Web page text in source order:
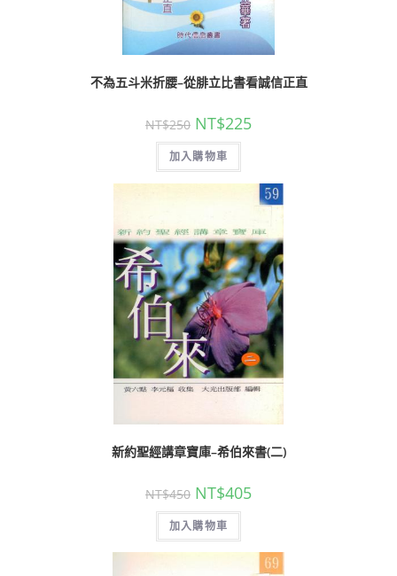
不為五斗米折腰–從腓立比書看誠信正直
NT$250 NT$225
加入購物車
新約聖經講章寶庫–希伯來書(二)
NT$450 NT$405
加入購物車